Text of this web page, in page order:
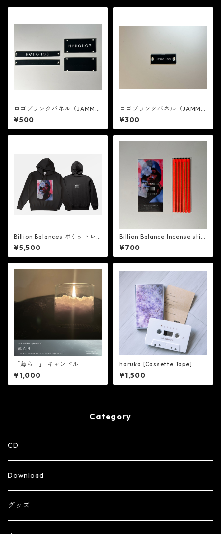
ロゴブランクパネル（JAMMIN
Gコラボ・大）
¥500
ロゴブランクパネル（JAMMIN
Gコラボ・小）
¥300
Billion Balances ポケットレ
スパーカー
¥5,500
Billion Balance Incense stic
ks (線香)
¥700
「薄ら日」 キャンドル
¥1,000
haruka [Cassette Tape]
¥1,500
Category
CD
Download
グッズ